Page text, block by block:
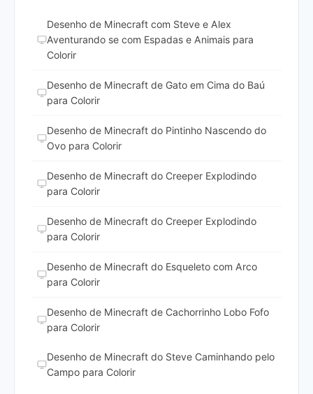
Desenho de Minecraft com Steve e Alex
Aventurando se com Espadas e Animais para
Colorir
Desenho de Minecraft de Gato em Cima do Baú
para Colorir
Desenho de Minecraft do Pintinho Nascendo do
Ovo para Colorir
Desenho de Minecraft do Creeper Explodindo
para Colorir
Desenho de Minecraft do Creeper Explodindo
para Colorir
Desenho de Minecraft do Esqueleto com Arco
para Colorir
Desenho de Minecraft de Cachorrinho Lobo Fofo
para Colorir
Desenho de Minecraft do Steve Caminhando pelo
Campo para Colorir